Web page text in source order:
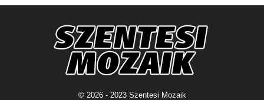
© 2026 - 2023 Szentesi Mozaik